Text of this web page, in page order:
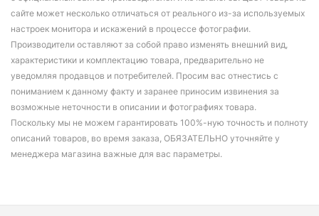
сайте может несколько отличаться от реального из-за используемых
настроек монитора и искажений в процессе фотографии.
Производители оставляют за собой право изменять внешний вид,
характеристики и комплектацию товара, предварительно не
уведомляя продавцов и потребителей. Просим вас отнестись с
пониманием к данному факту и заранее приносим извинения за
возможные неточности в описании и фотографиях товара.
Поскольку мы не можем гарантировать 100%-ную точность и полноту
описаний товаров, во время заказа, ОБЯЗАТЕЛЬНО уточняйте у
менеджера магазина важные для вас параметры.